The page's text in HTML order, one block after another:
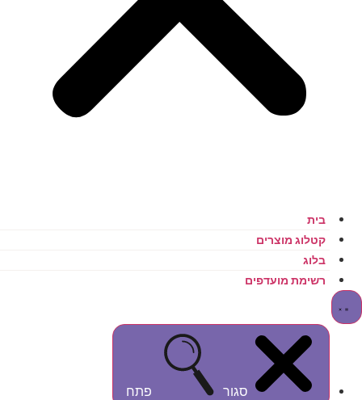
בית
קטלוג מוצרים
בלוג
רשימת מועדפים
סגור
פתח